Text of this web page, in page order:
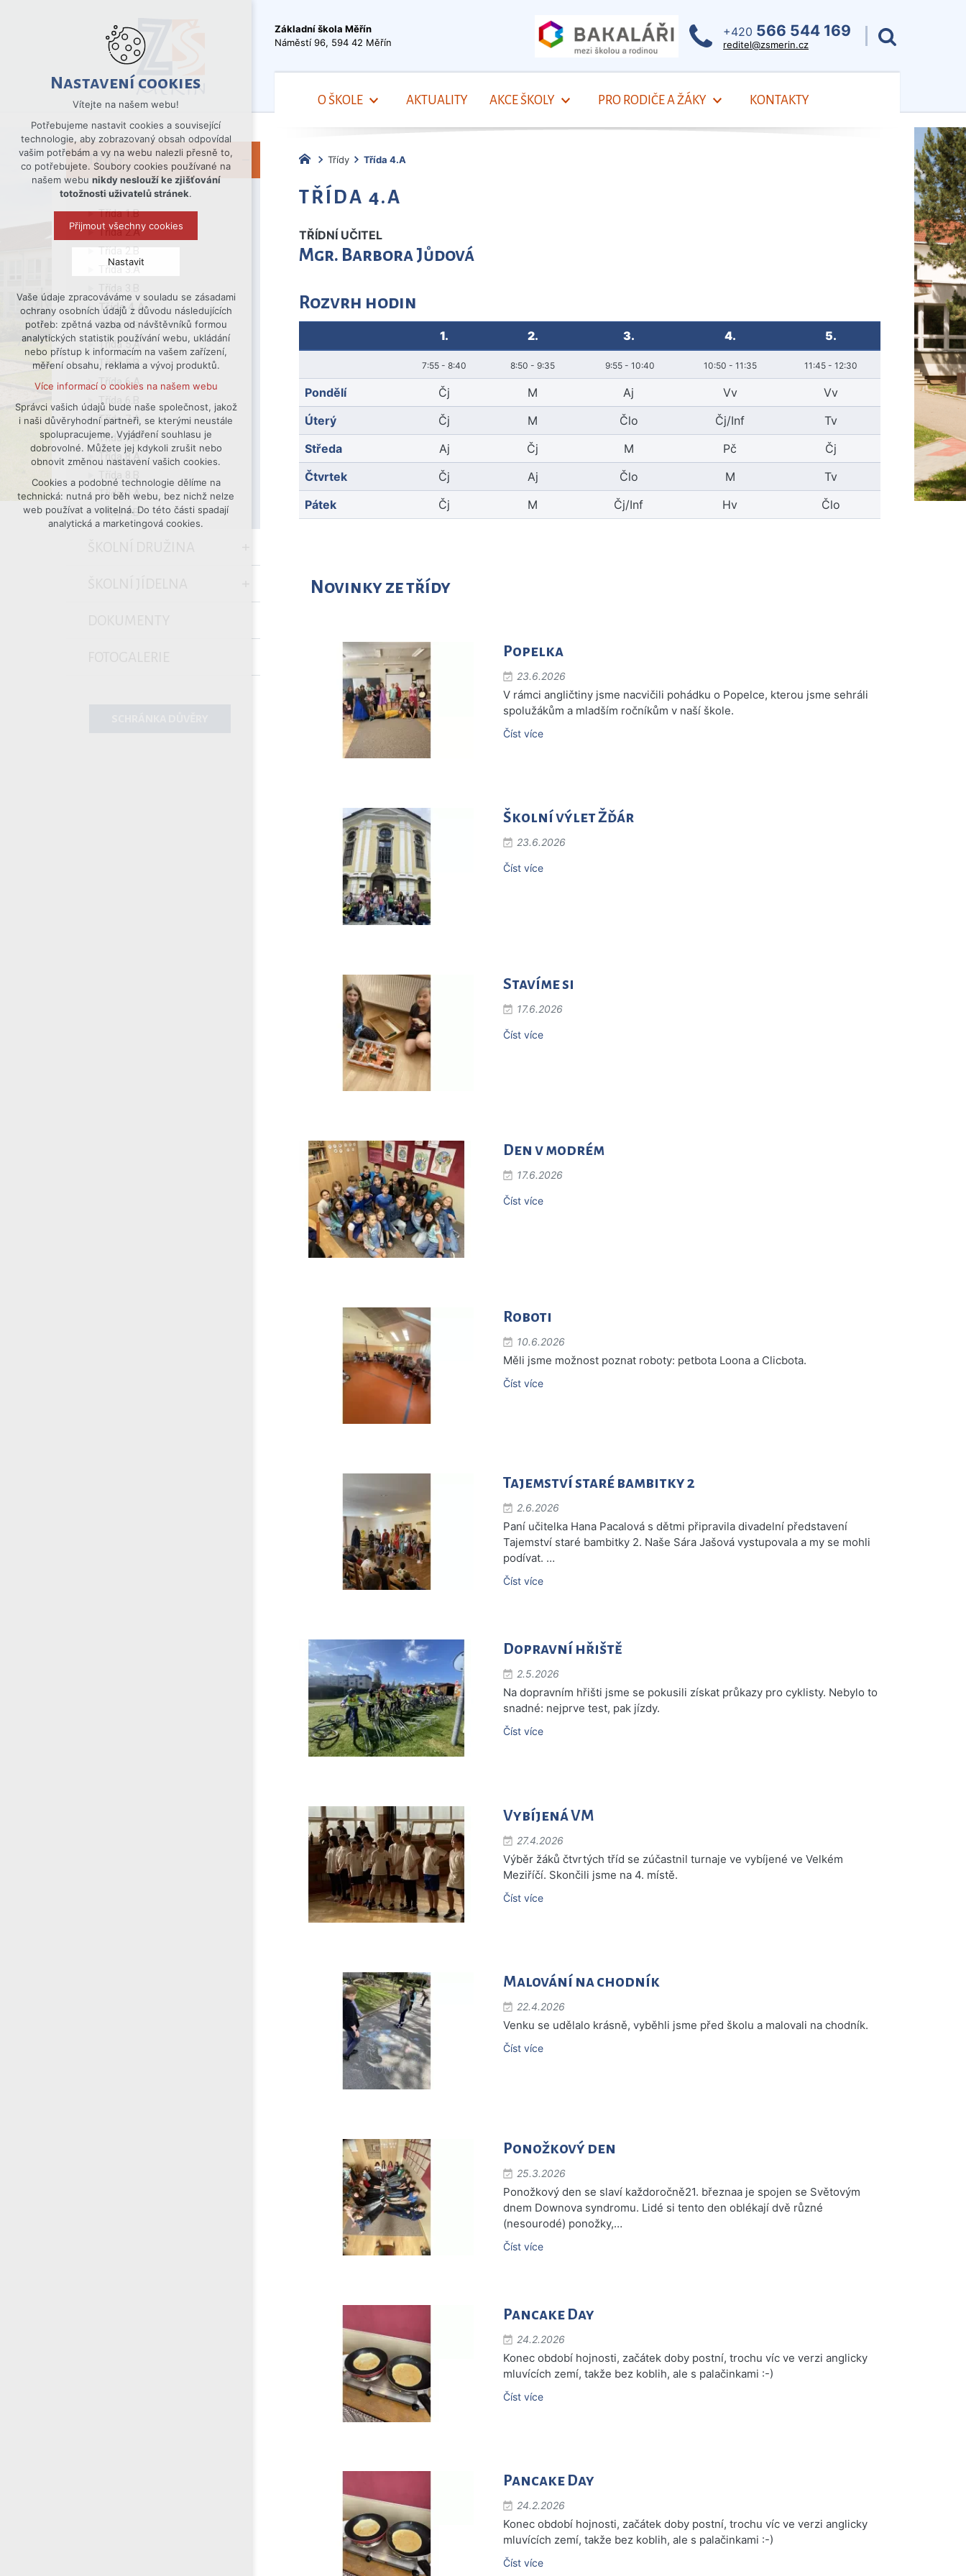
Základní škola Měřín
Náměstí 96, 594 42 Měřín
+420 566 544 169
reditel@zsmerin.cz
O ŠKOLE AKTUALITY AKCE ŠKOLY PRO RODIČE A ŽÁKY KONTAKTY
TŘÍDY
Třída 1.A
Třída 1.B
Třída 2.A
Třída 2.B
Třída 3.A
Třída 4.A
Třída 4.B
Třída 5.A
Třída 5.B
Třída 6.A
Třída 6.B
Třída 7.A
Třída 7.B
Třída 8.A
Třída 8.B
Třída 9.A
Třída 9.B
Třídy Třída 4.A
TŘÍDA 4.A
TŘÍDNÍ UČITEL
Mgr. Barbora Jůdová
Rozvrh hodin
1. 2. 3. 4. 5.
7:55 - 8:40 8:50 - 9:35 9:55 - 10:40 10:50 - 11:35 11:45 - 12:30
Pondělí Čj M Aj Vv
Vv
Úterý
Čj M Člo Čj/Inf
Tv
Středa
Aj Čj M Pč
Čj
Čtvrtek
Čj Aj Člo M
Tv
Pátek
Čj M Čj/Inf Hv Člo
Novinky ze třídy
Popelka
23.6.2026
V rámci angličtiny jsme nacvičili pohádku o Popelce, kterou jsme sehráli
spolužákům a mladším ročníkům v naší škole.
Číst více
Školní výlet Žďár
23.6.2026
Číst více
Stavíme si
17.6.2026
Číst více
Den v modrém
17.6.2026
Číst více
Roboti
10.6.2026
Měli jsme možnost poznat roboty: petbota Loona a Clicbota.
Číst více
Tajemství staré bambitky 2
2.6.2026
Paní učitelka Hana Pacalová s dětmi připravila divadelní představení
Tajemství staré bambitky 2. Naše Sára Jašová vystupovala a my se mohli
podívat. …
Číst více
Dopravní hřiště
2.5.2026
Na dopravním hřišti jsme se pokusili získat průkazy pro cyklisty. Nebylo to
snadné: nejprve test, pak jízdy.
Číst více
Vybíjená VM
27.4.2026
Výběr žáků čtvrtých tříd se zúčastnil turnaje ve vybíjené ve Velkém
Meziříčí. Skončili jsme na 4. místě.
Číst více
Malování na chodník
22.4.2026
Venku se udělalo krásně, vyběhli jsme před školu a malovali na chodník.
Číst více
Ponožkový den
25.3.2026
Ponožkový den se slaví každoročně21. březnaa je spojen se Světovým
dnem Downova syndromu. Lidé si tento den oblékají dvě různé
(nesourodé) ponožky,…
Číst více
Pancake Day
24.2.2026
Konec období hojnosti, začátek doby postní, trochu víc ve verzi anglicky
mluvících zemí, takže bez koblih, ale s palačinkami :-)
Číst více
Pancake Day
24.2.2026
Konec období hojnosti, začátek doby postní, trochu víc ve verzi anglicky
mluvících zemí, takže bez koblih, ale s palačinkami :-)
Číst více
Nastavení cookies
Vítejte na našem webu!
Potřebujeme nastavit cookies a související
technologie, aby zobrazovaný obsah odpovídal
vašim potřebám a vy na webu nalezli přesně to,
co potřebujete. Soubory cookies používané na
našem webu nikdy neslouží ke zjišťování
totožnosti uživatelů stránek.
Přijmout všechny cookies
Nastavit
Technická cookies
nutná pro provozování webu
udržení kontextu stránek (session):
případná přihlášení, volby jazyka, apod.
Volitelná cookies
analytická pro anonymizované
vyhodnocení návštěvnosti
marketingová cookies (Google)
Více informací o cookies na našem webu
Přijmout všechny cookies
Odmítnout vše
Vaše údaje zpracováváme v souladu se zásadami
ochrany osobních údajů z důvodu následujících
potřeb: zpětná vazba od návštěvníků formou
analytických statistik používání webu, ukládání
nebo přístup k informacím na vašem zařízení,
měření obsahu, reklama a vývoj produktů.
Více informací o cookies na našem webu
Správci vašich údajů bude naše společnost, jakož
i naši důvěryhodní partneři, se kterými neustále
spolupracujeme. Vyjádření souhlasu je
dobrovolné. Můžete jej kdykoli zrušit nebo
obnovit změnou nastavení vašich cookies.
Cookies a podobné technologie dělíme na
technická: nutná pro běh webu, bez nichž nelze
web používat a volitelná. Do této části spadají
analytická a marketingová cookies.